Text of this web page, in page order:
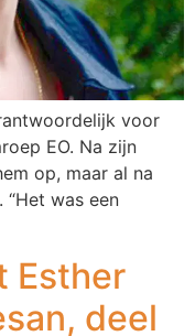
voor
EO. Na zijn
op, maar al na
was een
Esther
deel